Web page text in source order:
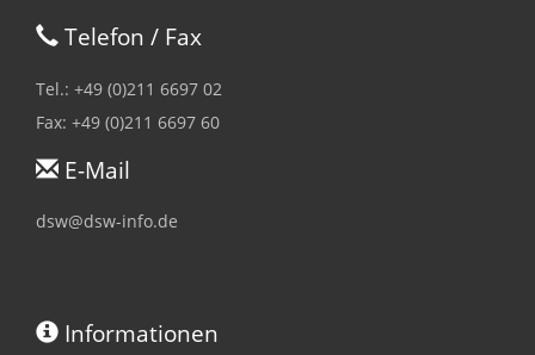
Telefon / Fax
Tel.: +49 (0)211 6697 02
Fax: +49 (0)211 6697 60
E-Mail
dsw@dsw-info.de
Informationen